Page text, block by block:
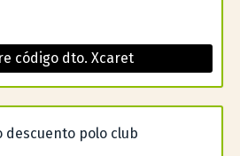
código dto. Xcaret